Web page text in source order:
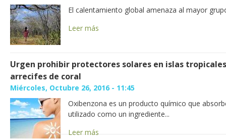
El calentamiento global amenaza al mayor
Leer más
Urgen prohibir protectores solares en islas
arrecifes de coral
Miércoles, Octubre 26, 2016 - 11:45
Oxibenzona es un producto químico que
utilizado como un ingrediente...
Leer más